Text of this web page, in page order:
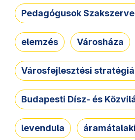
Pedagógusok
elemzés Városháza
Városfejlesztési
Budapesti Dísz- és
levendula